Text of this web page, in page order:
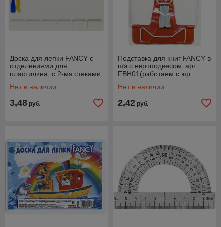
Доска для лепки FANCY с
отделениями для
пластилина, с 2-мя стеками,
с юр лицами и
Нет в наличии
3,48 руб.
Подставка для книг FANCY в
п/э с европодвесом, арт.
FBH01(работаем с юр
Нет в наличии
2,42 руб.